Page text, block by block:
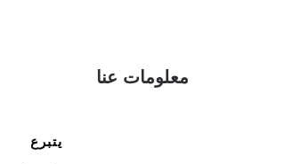
معلومات عنا
يتبرع